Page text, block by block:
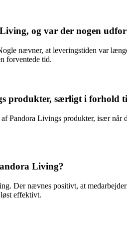
og var der nogen
nævner, at leveringstiden var
forventede tid.
produkter, særligt i forhold
Pandora Livings produkter, især
Living?
Der nævnes positivt, at
effektivt.